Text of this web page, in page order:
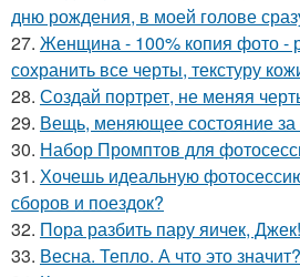
дню рождения, в моей голове
27. Женщина - 100% копия фото -
сохранить все черты, текстуру
28. Создай портрет, не меняя
29. Вещь, меняющее состояние
30. Набор Промптов для
31. Хочешь идеальную
сборов и поездок?
32. Пора разбить пару яичек, Джек!
33. Весна. Тепло. А что это значит?